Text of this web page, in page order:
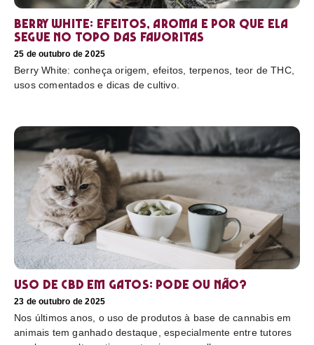
Berry White: efeitos, aroma e por que ela
segue no topo das favoritas
25 de outubro de 2025
Berry White: conheça origem, efeitos, terpenos, teor de THC,
usos comentados e dicas de cultivo.
Uso de CBD em gatos: pode ou não?
23 de outubro de 2025
Nos últimos anos, o uso de produtos à base de cannabis em
animais tem ganhado destaque, especialmente entre tutores